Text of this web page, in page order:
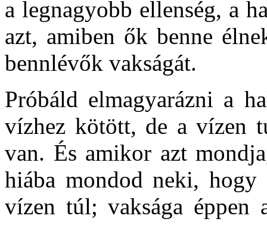
a legnagyobb ellenség, a
azt, amiben ők benne
bennlévők vakságát.
Próbáld elmagyarázni a
vízhez kötött, de a vízen
van. És amikor azt
hiába mondod neki,
vízen túl; vaksága éppen